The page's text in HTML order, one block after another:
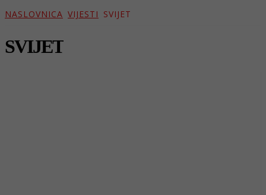
NASLOVNICA VIJESTI SVIJET
SVIJET